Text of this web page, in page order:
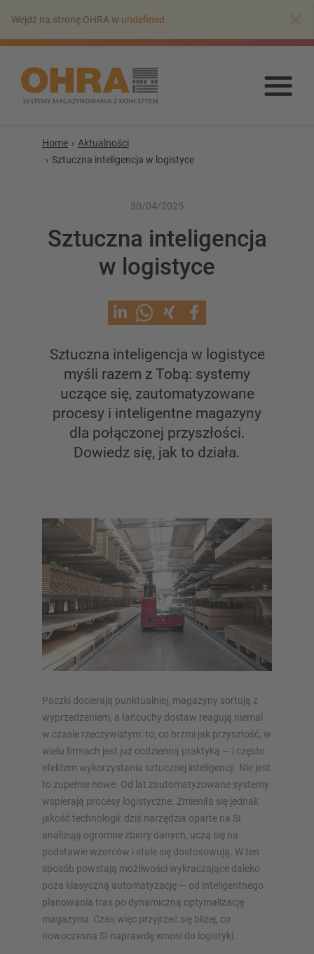
głównej
Wejdź na stronę OHRA w undefined
Home
Aktualności
Sztuczna inteligencja w logistyce
30/04/2025
Sztuczna inteligencja
w logistyce
Sztuczna inteligencja w logistyce
myśli razem z Tobą: systemy
uczące się, zautomatyzowane
procesy i inteligentne magazyny
dla połączonej przyszłości.
Dowiedz się, jak to działa.
Paczki docierają punktualniej, magazyny sortują z
wyprzedzeniem, a łańcuchy dostaw reagują niemal
w czasie rzeczywistym: to, co brzmi jak przyszłość, w
wielu firmach jest już codzienną praktyką — i często
efektem wykorzystania sztucznej inteligencji. Nie jest
to zupełnie nowe. Od lat zautomatyzowane systemy
wspierają procesy logistyczne. Zmieniła się jednak
jakość technologii: dziś narzędzia oparte na SI
analizują ogromne zbiory danych, uczą się na
podstawie wzorców i stale się dostosowują. W ten
sposób powstają możliwości wykraczające daleko
poza klasyczną automatyzację — od inteligentnego
planowania tras po dynamiczną optymalizację
magazynu. Czas więc przyjrzeć się bliżej, co
nowoczesna SI naprawdę wnosi do logistyki.
Regał wspornikowy z dachem
Dwustronny regał wspornikowy
Regał wspornikowy do dużych obciążeń
Regały wspornikowe jezdne
Regał wspornikowy do długich towarów
Inne wersje regałów wspornikowych
PRZEGLĄD SYSTEMÓW
Regały paletowy
Regały Mobilne
Magazynowanie automatyczne
Hala regałowa
Platforma magazynowa
Zaplanuj swój system regałów indywidualnie za pomocą
naszych konfiguratorów – z bezpośrednim zapytaniem
Skonfiguruj regał teraz